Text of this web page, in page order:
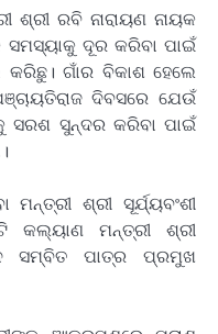
ଶ୍ରୀ ରବି ନାରାୟଣ ନାୟକ
ଦୂର କରିବା ପାଇଁ
ଗାଁର ବିକାଶ ହେଲେ
ଦିବସରେ ଯେଉଁ
ସରଶ ସୁନ୍ଦର କରିବା ପାଇଁ
ମନ୍ତ୍ରୀ ଶ୍ରୀ ସୂର୍ଯ୍ୟବଂଶୀ
କଲ୍ୟାଣ ମନ୍ତ୍ରୀ ଶ୍ରୀ
ସମ୍ବିତ ପାତ୍ର ପ୍ରମୁଖ